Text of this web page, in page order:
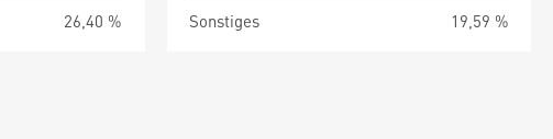
26,40 %
Sonstiges
19,59 %